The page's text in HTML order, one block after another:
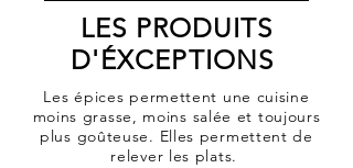
LES PRODUITS
D'ÉXCEPTIONS
Les épices permettent une cuisine
moins grasse, moins salée et toujours
plus goûteuse. Elles permettent de
relever les plats.